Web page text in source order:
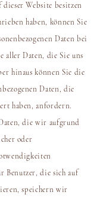
Website besitzen
haben, können Sie
Daten bei
aller Daten, die Sie uns
hinaus können Sie die
Daten, die
haben, anfordern.
die wir aufgrund
oder
Benutzer, die sich auf
speichern wir